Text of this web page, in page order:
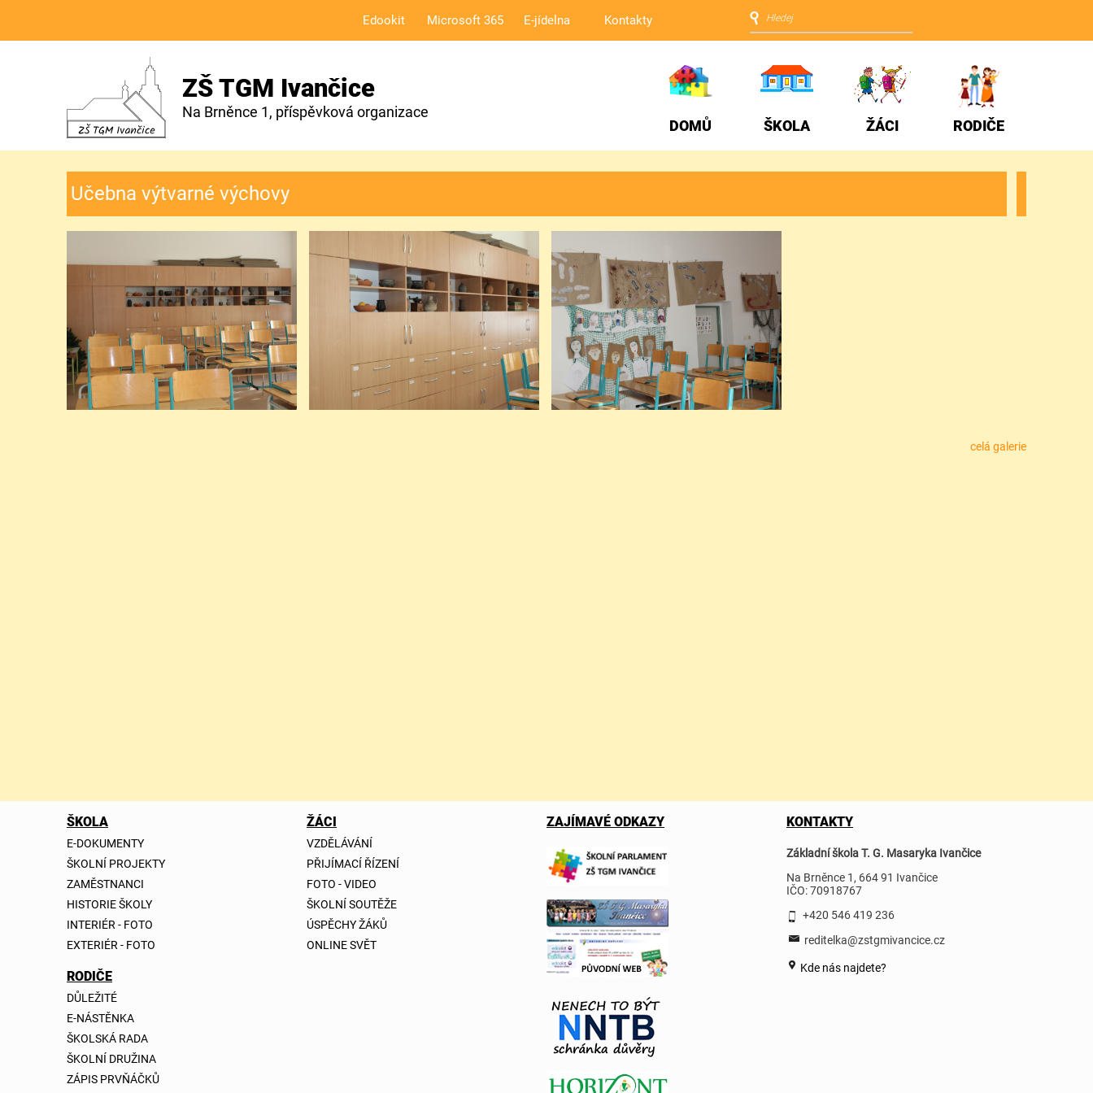
Edookit Microsoft 365 E-jídelna Kontakty
ZŠ TGM Ivančice
Na Brněnce 1, příspěvková organizace
DOMŮ
ŠKOLA ŽÁCI RODIČE
Učebna výtvarné výchovy
celá galerie
ŠKOLA
E-DOKUMENTY
ŠKOLNÍ PROJEKTY
ZAMĚSTNANCI
HISTORIE ŠKOLY
INTERIÉR - FOTO
EXTERIÉR - FOTO
ŽÁCI
VZDĚLÁVÁNÍ
PŘIJÍMACÍ ŘÍZENÍ
FOTO - VIDEO
ŠKOLNÍ SOUTĚŽE
ÚSPĚCHY ŽÁKŮ
ONLINE SVĚT
RODIČE
DŮLEŽITÉ
E-NÁSTĚNKA
ŠKOLSKÁ RADA
ŠKOLNÍ DRUŽINA
ZÁPIS PRVŇÁČKŮ
ZAJÍMAVÉ ODKAZY KONTAKTY
Základní škola T. G. Masaryka Ivančice
Na Brněnce 1, 664 91 Ivančice
IČO: 70918767
+420 546 419 236
reditelka@zstgmivancice.cz
Kde nás najdete?